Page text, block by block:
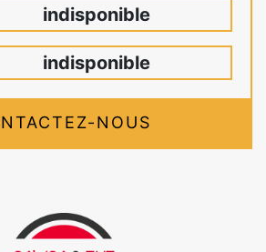
indisponible
indisponible
NOUS